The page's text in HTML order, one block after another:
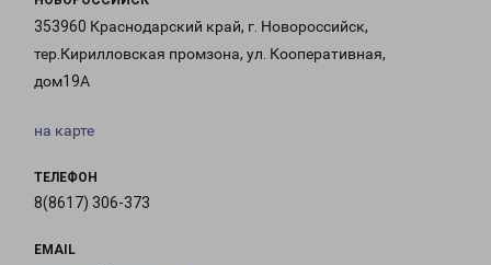
353960 Краснодарский край, г. Новороссийск,
тер.Кирилловская промзона, ул. Кооперативная,
дом19А
на карте
ТЕЛЕФОН
8(8617) 306-373
EMAIL